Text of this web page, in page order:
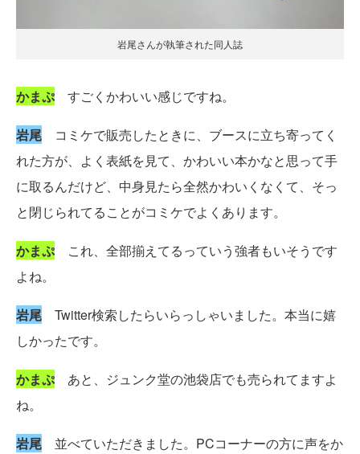
岩尾さんが執筆された同人誌
かまぷすごくかわいい感じですね。
岩尾 コミケで販売したときに、ブースに立ち寄ってく
れた方が、よく表紙を見て、かわいい本かなと思って手
に取るんだけど、中身見たら全然かわいくなくて、そっ
と閉じられてることがコミケでよくあります。
かまぷこれ、全部揃えてるっていう強者もいそうです
よね。
岩尾 Twitter検索したらいらっしゃいました。本当に嬉
しかったです。
かまぷあと、ジュンク堂の池袋店でも売られてますよ
ね。
岩尾 並べていただきました。PCコーナーの方に声をか